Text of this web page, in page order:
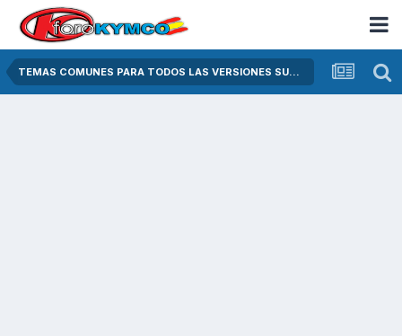
TEMAS COMUNES PARA TODOS LAS VERSIONES SUPER DINK